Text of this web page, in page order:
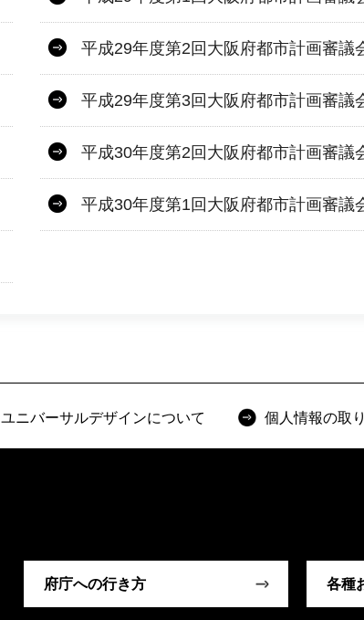
平成29年度第2回大阪府都市計画審議
平成29年度第3回大阪府都市計画審議
平成30年度第2回大阪府都市計画審議
平成30年度第1回大阪府都市計画審議
ユニバーサルデザインについて 個人情報の取
府庁への行き方 各種